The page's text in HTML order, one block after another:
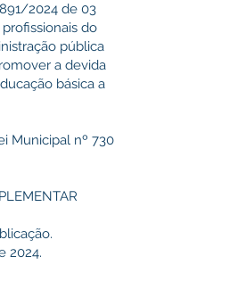
2024 de 03
do
pública
a devida
básica a
Municipal nº 730
2024.